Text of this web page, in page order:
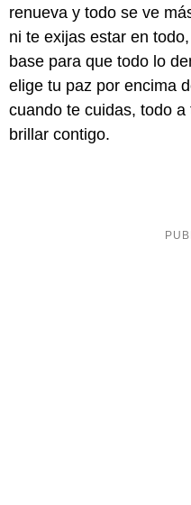
renueva y todo se ve
ni te exijas estar en
base para que todo lo
elige tu paz por encima
cuando te cuidas, todo
brillar contigo.